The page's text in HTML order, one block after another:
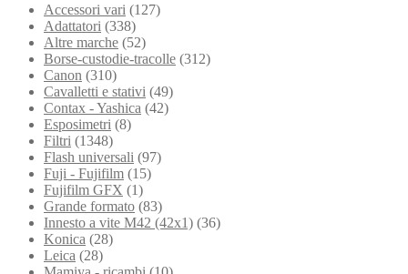
Accessori vari (127)
Adattatori (338)
Altre marche (52)
Borse-custodie-tracolle (312)
Canon (310)
Cavalletti e stativi (49)
Contax - Yashica (42)
Esposimetri (8)
Filtri (1348)
Flash universali (97)
Fuji - Fujifilm (15)
Fujifilm GFX (1)
Grande formato (83)
Innesto a vite M42 (42x1) (36)
Konica (28)
Leica (28)